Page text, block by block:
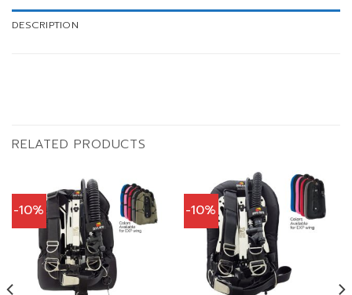
DESCRIPTION
RELATED PRODUCTS
-10% -10%